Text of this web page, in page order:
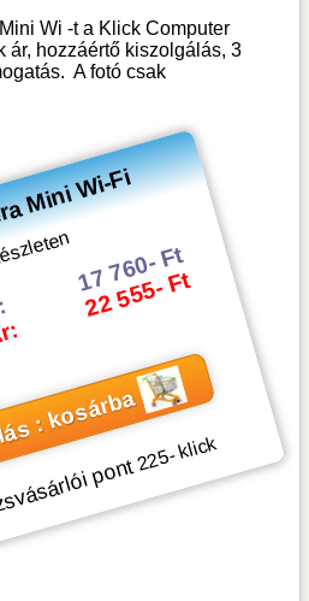
Wi -t a Klick Computer
ár, hozzáértő kiszolgálás, 3
A fotó csak
Mini Wi-Fi
17 760- Ft
22 555- Ft
: kosárba
pont225- klick